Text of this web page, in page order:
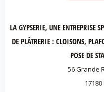
LA GYPSERIE, UNE ENTREPRISE
DE PLÂTRERIE : CLOISONS,
POSE DE
56 Grande
17180